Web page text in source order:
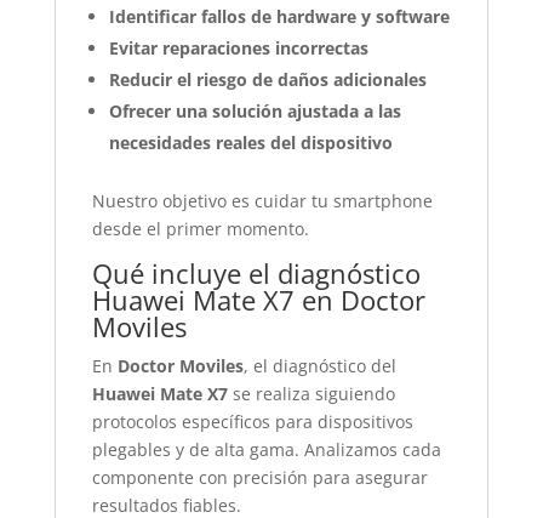
Identificar fallos de hardware y software
Evitar reparaciones incorrectas
Reducir el riesgo de daños adicionales
Ofrecer una solución ajustada a las
necesidades reales del dispositivo
Nuestro objetivo es cuidar tu smartphone
desde el primer momento.
Qué incluye el diagnóstico
Huawei Mate X7 en Doctor
Moviles
En Doctor Moviles, el diagnóstico del
Huawei Mate X7se realiza siguiendo
protocolos específicos para dispositivos
plegables y de alta gama. Analizamos cada
componente con precisión para asegurar
resultados fiables.